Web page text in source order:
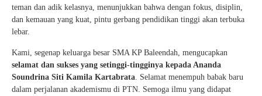
teman dan adik kelasnya, menunjukkan bahwa dengan fokus, disiplin,
dan kemauan yang kuat, pintu gerbang pendidikan tinggi akan terbuka
lebar.
Kami, segenap keluarga besar SMA KP Baleendah, mengucapkan
selamat dan sukses yang setinggi-tingginya kepada Ananda
Soundrina Siti Kamila Kartabrata. Selamat menempuh babak baru
dalam perjalanan akademismu di PTN. Semoga ilmu yang didapat